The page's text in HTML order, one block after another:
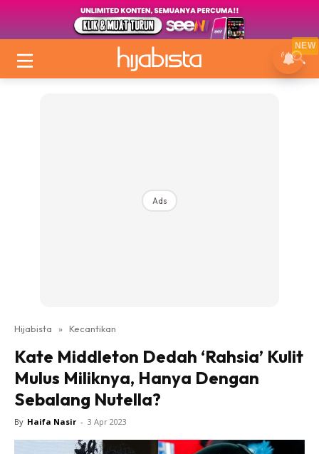
Ads
Hijabista » Kecantikan
Kate Middleton Dedah ‘Rahsia’ Kulit
Mulus Miliknya, Hanya Dengan
Sebalang Nutella?
By Haifa Nasir - 3 Apr 2023
NEW